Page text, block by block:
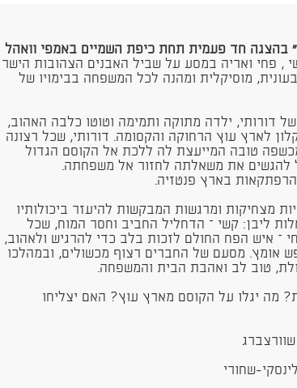
בהצגה חד פעמית תחת כיפת השמיים באמפי וואהל
, פחי ואריה במסע על שביל האבנים הצהובות הישר
מוסיקלית ומהנה לכל המשפחה בבימויו של
דורותי, ילדה מתוקה ותמימה וטוטו כלבה האהוב,
לארץ עוץ הרחוקה והקסומה. דורותי, שכל רצונה
טובה המייעצת לה ללכת אל הקוסם הגדול
להגשים את משאלתה לחזור אל משפחתה.
בארץ פנטזיה.
מצחיקות ומרגשות המבקשות להיעזר ביכולותיו
ליבן: קשי – הדחליל החביב וחסר המוח, שכל
– איש הפח החולם לזכות בלב כדי להרגיש ולאהוב,
אומץ. מסעם של החברים רצוף מכשולים, ובמהלכו
טוב לב ואהבת הבית והמשפחה.
מה יגלו על הקוסם מארץ עוץ? האם יצליחו
שחורי